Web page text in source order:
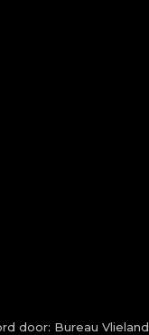
door: Bureau Vlieland